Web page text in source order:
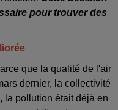
pour trouver des
que la qualité de l'air
dernier, la collectivité
la pollution était déjà en